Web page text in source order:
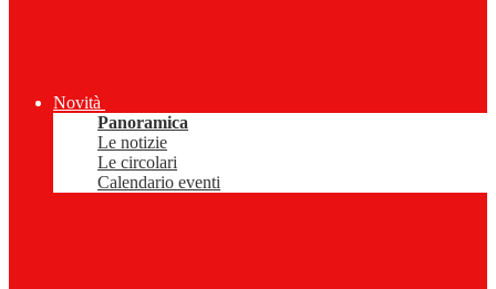
Novità
Panoramica
Le notizie
Le circolari
Calendario eventi